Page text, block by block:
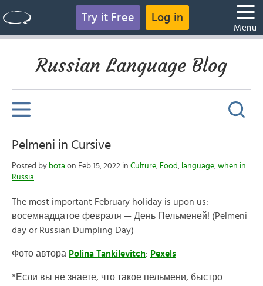
Try it Free Log in
Menu
Russian Language Blog
Pelmeni in Cursive
Posted by bota on Feb 15, 2022 in Culture, Food , language, when in
Russia
The most important February holiday is upon us:
восемнадцатое февраля — День Пельменей! (Pelmeni
day or Russian Dumpling Day)
Фото автора Polina Tankilevitch: Pexels
*Если вы не знаете, что такое пельмени, быстро